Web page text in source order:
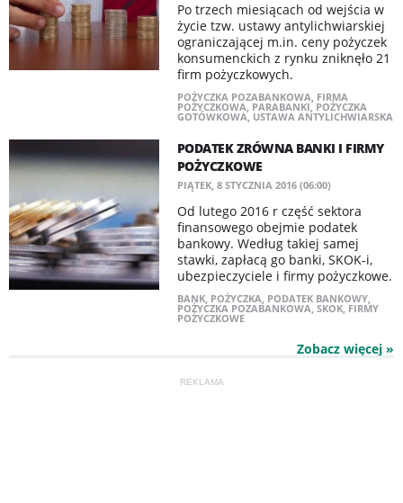
Po trzech miesiącach od wejścia w
życie tzw. ustawy antylichwiarskiej
ograniczającej m.in. ceny pożyczek
konsumenckich z rynku zniknęło 21
firm pożyczkowych.
POŻYCZKA POZABANKOWA, FIRMA
POŻYCZKOWA, PARABANKI, POŻYCZKA
GOTÓWKOWA, USTAWA ANTYLICHWIARSKA
PODATEK ZRÓWNA BANKI I FIRMY
POŻYCZKOWE
PIĄTEK, 8 STYCZNIA 2016 (06:00)
Od lutego 2016 r część sektora
finansowego obejmie podatek
bankowy. Według takiej samej
stawki, zapłacą go banki, SKOK-i,
ubezpieczyciele i firmy pożyczkowe.
BANK, POŻYCZKA, PODATEK BANKOWY,
POŻYCZKA POZABANKOWA, SKOK, FIRMY
POŻYCZKOWE
Zobacz więcej »
REKLAMA